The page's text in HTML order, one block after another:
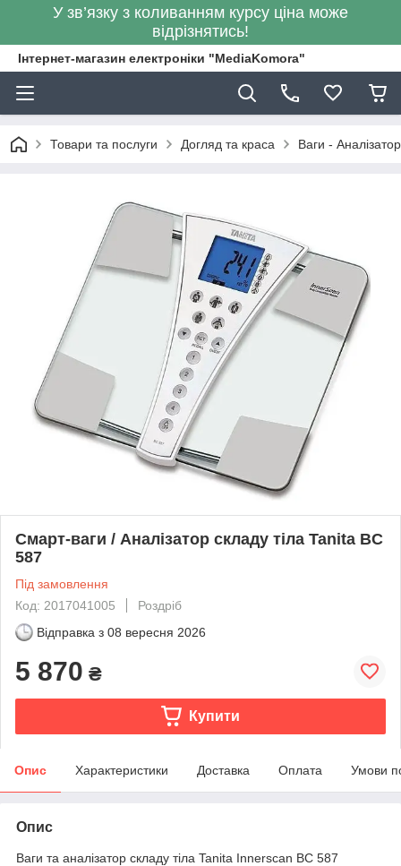
У зв’язку з коливанням курсу ціна може
відрізнятись!
Інтернет-магазин електроніки "MediaKomora"
Товари та послуги Догляд та краса Ваги -
Смарт-ваги / Аналізатор складу тіла Tanita BC
587
Під замовлення
Код: 2017041005
Роздріб
Відправка з 08 вересня 2026
5 870 ₴
Купити
Опис Характеристики Доставка Оплата Умови
Опис
Ваги та аналізатор складу тіла Tanita Innerscan BC 587